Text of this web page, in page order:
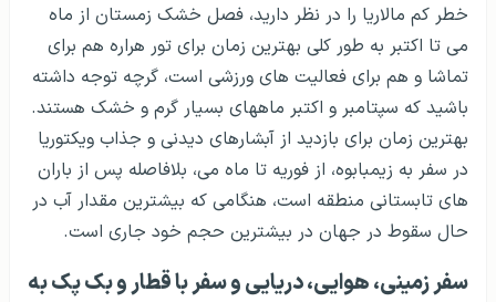
خطر کم مالاریا را در نظر دارید، فصل خشک زمستان از ماه
می تا اکتبر به طور کلی بهترین زمان برای تور هراره هم برای
تماشا و هم برای فعالیت های ورزشی است، گرچه توجه داشته
باشید که سپتامبر و اکتبر ماههای بسیار گرم و خشک هستند.
بهترین زمان برای بازدید از آبشارهای دیدنی و جذاب ویکتوریا
در سفر به زیمبابوه، از فوریه تا ماه می، بلافاصله پس از باران
های تابستانی منطقه است، هنگامی که بیشترین مقدار آب در
حال سقوط در جهان در بیشترین حجم خود جاری است.
سفر زمینی، هوایی، دریایی و سفر با قطار و بک پک به